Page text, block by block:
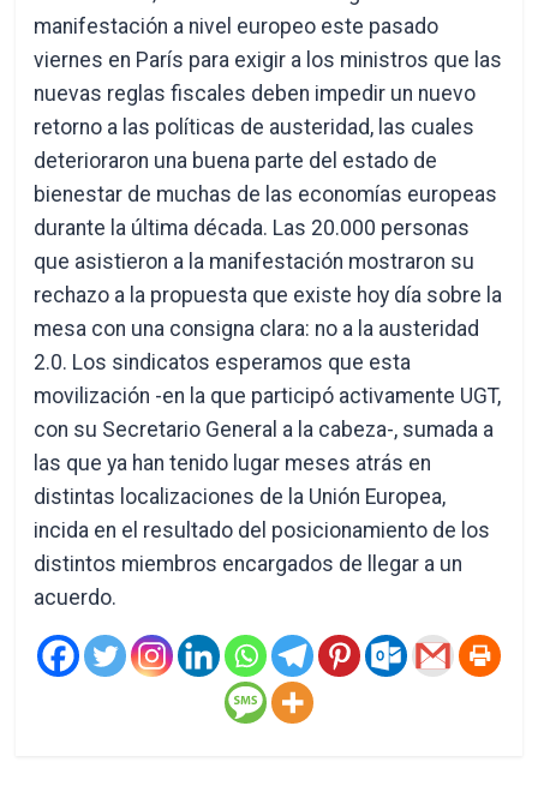
manifestación a nivel europeo este pasado
viernes en París para exigir a los ministros que las
nuevas reglas fiscales deben impedir un nuevo
retorno a las políticas de austeridad, las cuales
deterioraron una buena parte del estado de
bienestar de muchas de las economías europeas
durante la última década. Las 20.000 personas
que asistieron a la manifestación mostraron su
rechazo a la propuesta que existe hoy día sobre la
mesa con una consigna clara: no a la austeridad
2.0. Los sindicatos esperamos que esta
movilización -en la que participó activamente UGT,
con su Secretario General a la cabeza-, sumada a
las que ya han tenido lugar meses atrás en
distintas localizaciones de la Unión Europea,
incida en el resultado del posicionamiento de los
distintos miembros encargados de llegar a un
acuerdo.